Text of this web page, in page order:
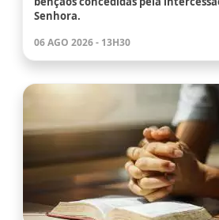
Senhora.
06 AGO 2026 - 13H30